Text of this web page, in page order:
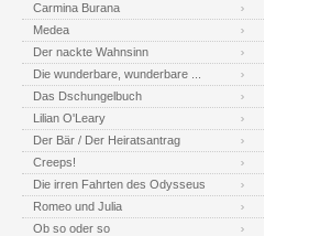
Carmina Burana
Medea
Der nackte Wahnsinn
Die wunderbare, wunderbare ...
Das Dschungelbuch
Lilian O'Leary
Der Bär / Der Heiratsantrag
Creeps!
Die irren Fahrten des Odysseus
Romeo und Julia
Ob so oder so